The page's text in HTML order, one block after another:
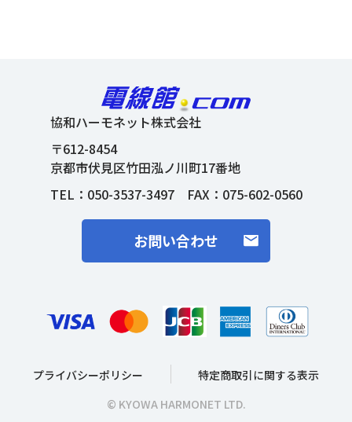
協和ハーモネット株式会社
〒612-8454
京都市伏見区竹田泓ノ川町17番地
TEL： 050-3537-3497FAX：075-602-0560
お問い合わせ
プライバシーポリシー
特定商取引に関する表示
© KYOWA HARMONET LTD.